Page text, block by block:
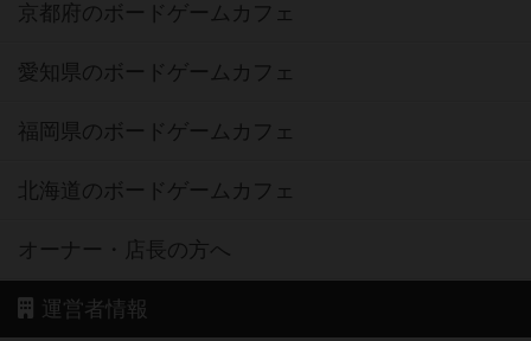
京都府のボードゲームカフェ
愛知県のボードゲームカフェ
福岡県のボードゲームカフェ
北海道のボードゲームカフェ
オーナー・店長の方へ
運営者情報